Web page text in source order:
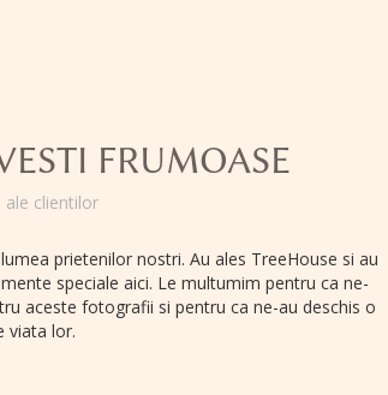
FRUMOASE
ale clientilor
prietenilor nostri. Au ales TreeHouse si au
speciale aici. Le multumim pentru ca ne-
aceste fotografii si pentru ca ne-au deschis o
viata lor.